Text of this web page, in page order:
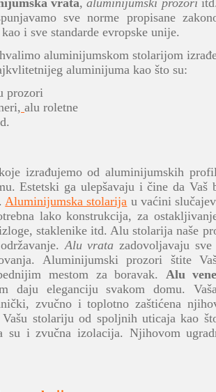
vrata,aluminijumski prozori
sve norme propisane
i sve standarde evropske unije.
aluminijumskom stolarijom
aluminijuma kao što su:
prozori
, alu roletne
izrađujemo od aluminijumskih
Estetski ga ulepšavaju i čine da Vaš
Aluminijumska stolarija u vaćini
lako konstrukcija, za
staklenike itd.Alu stolarija naše
Alu vrata zadovoljavaju sve
Aluminijumski prozori štite
mestom za boravak. Alu
daju eleganciju svakom domu.
zvučno i toplotno zaštićena
stolariju od spoljnih uticaja kao
su i zvučna izolacija. Njihovom